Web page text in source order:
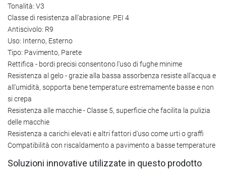
Tonalità: V3
Classe di resistenza all'abrasione: PEI 4
Antiscivolo: R9
Uso: Interno, Esterno
Tipo: Pavimento, Parete
Rettifica - bordi precisi consentono l'uso di fughe minime
Resistenza al gelo - grazie alla bassa assorbenza resiste all'acqua e
all'umidità, sopporta bene temperature estremamente basse e non
si crepa
Resistenza alle macchie - Classe 5, superficie che facilita la pulizia
delle macchie
Resistenza a carichi elevati e altri fattori d'uso come urti o graffi
Compatibilità con riscaldamento a pavimento a basse temperature
Soluzioni innovative utilizzate in questo prodotto